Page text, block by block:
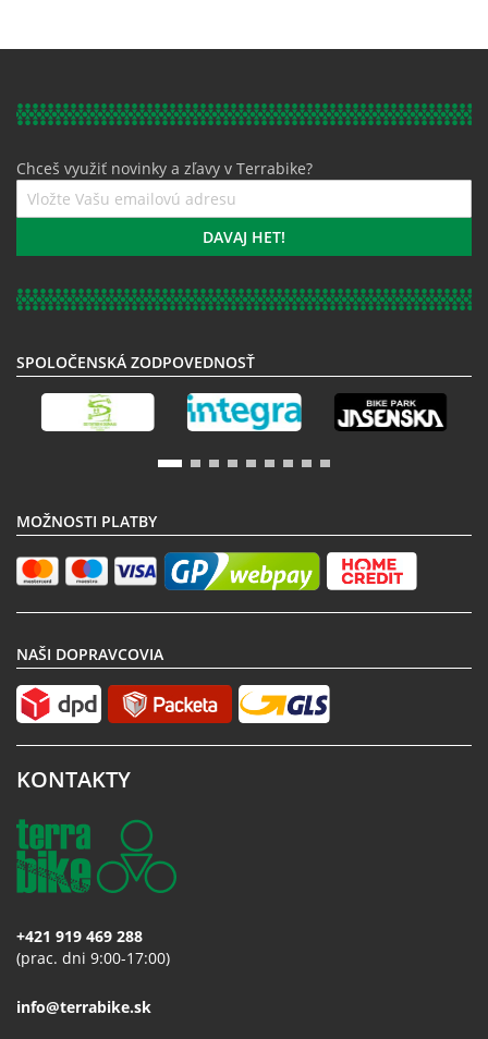
Chceš využiť novinky a zľavy v Terrabike?
Prihláste
sa
odberu
DAVAJ HET!
SPOLOČENSKÁ ZODPOVEDNOSŤ
MOŽNOSTI PLATBY
NAŠI DOPRAVCOVIA
KONTAKTY
+421 919 469 288
(prac. dni 9:00-17:00)
info@terrabike.sk